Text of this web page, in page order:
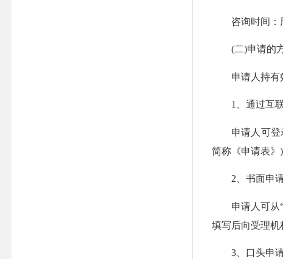
咨询时间：周
(二)申请的
申请人持有效
1、通过互联
申请人可登录
简称《申请表》)
2、书面申
申请人可从“
填写后向受理机
3、口头申